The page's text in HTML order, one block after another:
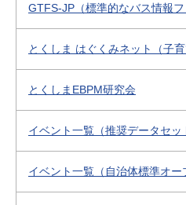
GTFS-JP（標準的なバス情報フ
とくしま はぐくみネット（子育
とくしまEBPM研究会
イベント一覧（推奨データセッ
イベント一覧（自治体標準オー